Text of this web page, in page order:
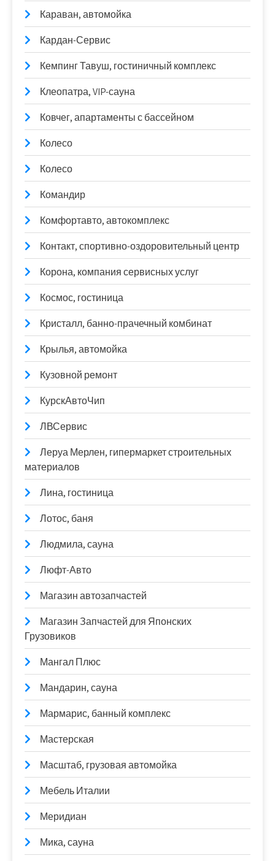
Караван, автомойка
Кардан-Сервис
Кемпинг Тавуш, гостиничный комплекс
Клеопатра, VIP-сауна
Ковчег, апартаменты с бассейном
Колесо
Колесо
Командир
Комфортавто, автокомплекс
Контакт, спортивно-оздоровительный центр
Корона, компания сервисных услуг
Космос, гостиница
Кристалл, банно-прачечный комбинат
Крылья, автомойка
Кузовной ремонт
КурскАвтоЧип
ЛВСервис
Леруа Мерлен, гипермаркет строительных
материалов
Лина, гостиница
Лотос, баня
Людмила, сауна
Люфт-Авто
Магазин автозапчастей
Магазин Запчастей для Японских
Грузовиков
Мангал Плюс
Мандарин, сауна
Мармарис, банный комплекс
Мастерская
Масштаб, грузовая автомойка
Мебель Италии
Меридиан
Мика, сауна